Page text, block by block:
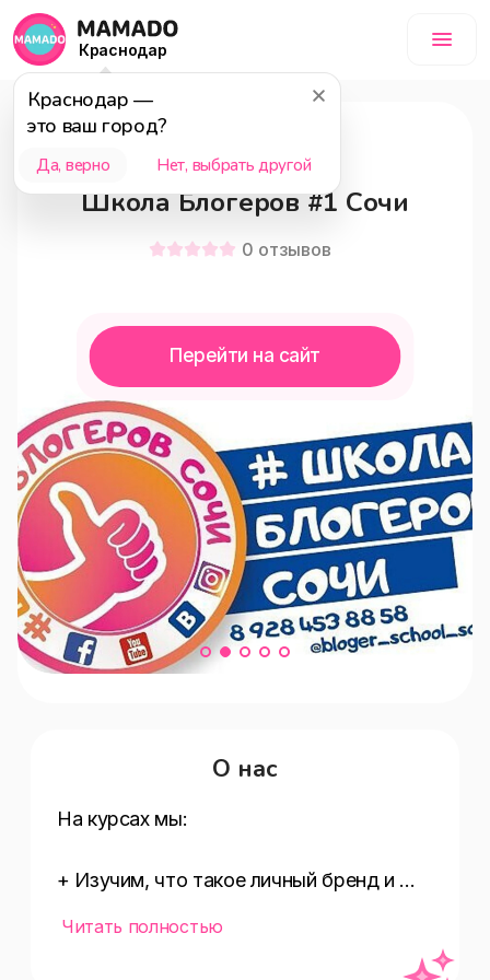
Краснодар
Краснодар —
это ваш город?
Да, верно Нет, выбрать другой
Школа Блогеров #1 Сочи
0 отзывов
Перейти на сайт
О нас
На курсах мы:
+ Изучим, что такое личный бренд и
Читать полностью